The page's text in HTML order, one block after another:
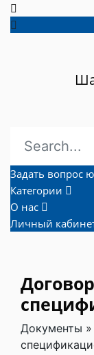
Задать вопрос
Категории
О нас
Личный
Документы »